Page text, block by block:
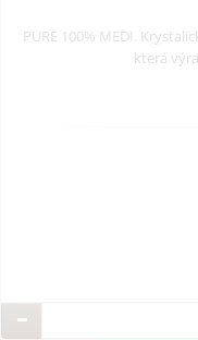
PURE 100% MEDI.
která